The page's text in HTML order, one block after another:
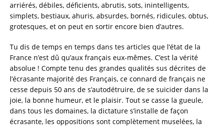
arriérés, débiles, déficients, abrutis, sots, inintelligents,
simplets, bestiaux, ahuris, absurdes, bornés, ridicules, obtus,
grotesques, et on peut en sortir encore bien d’autres.
Tu dis de temps en temps dans tes articles que l’état de la
France n’est dû qu’aux français eux-mêmes. C’est la vérité
absolue ! Compte tenu des grandes qualités sus décrites de
l’écrasante majorité des Français, ce connard de français ne
cesse depuis 50 ans de s’autodétruire, de se suicider dans la
joie, la bonne humeur, et le plaisir. Tout se casse la gueule,
dans tous les domaines, la dictature s’installe de façon
écrasante, les oppositions sont complètement muselées, la